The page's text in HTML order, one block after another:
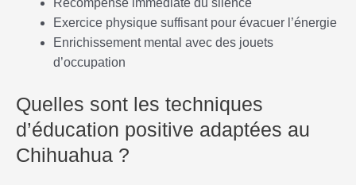
Récompense immédiate du silence
Exercice physique suffisant pour évacuer l’énergie
Enrichissement mental avec des jouets
d’occupation
Quelles sont les techniques
d’éducation positive adaptées au
Chihuahua ?